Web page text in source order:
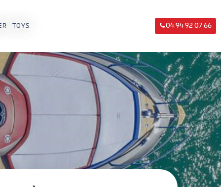
TOYS 04 94 92 07 66